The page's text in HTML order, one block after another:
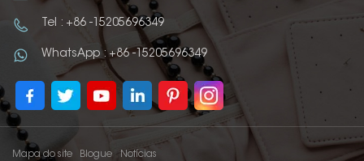
Tel : +86 -15205696349
WhatsApp : +86 -15205696349
Mapa do site Blogue Notícias